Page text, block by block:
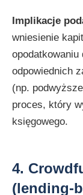
Implikacje
wniesienie
opodatkowaniu
odpowiednich
(np.
proces, który
księgowego.
4.
(lending-